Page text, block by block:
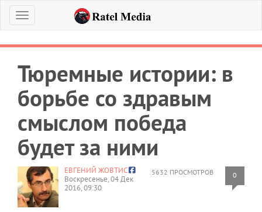
Меню
Тюремные истории: в
борьбе со здравым
смыслом победа
будет за ними
5632 ПРОСМОТРОВ 0
ЕВГЕНИЙ ЖОВТИС
Воскресенье, 04 Дек
2016, 09:30